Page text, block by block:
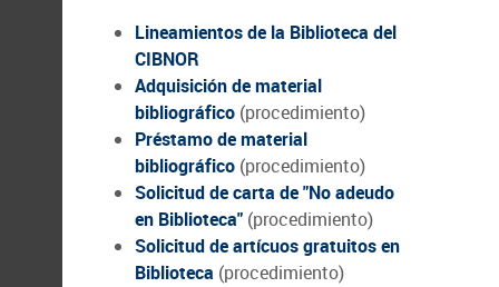
Lineamientos de la Biblioteca del
CIBNOR
Adquisición de material
bibliográfico (procedimiento)
Préstamo de material
bibliográfico (procedimiento)
Solicitud de carta de "No adeudo
en Biblioteca" (procedimiento)
Solicitud de artícuos gratuitos en
Biblioteca (procedimiento)